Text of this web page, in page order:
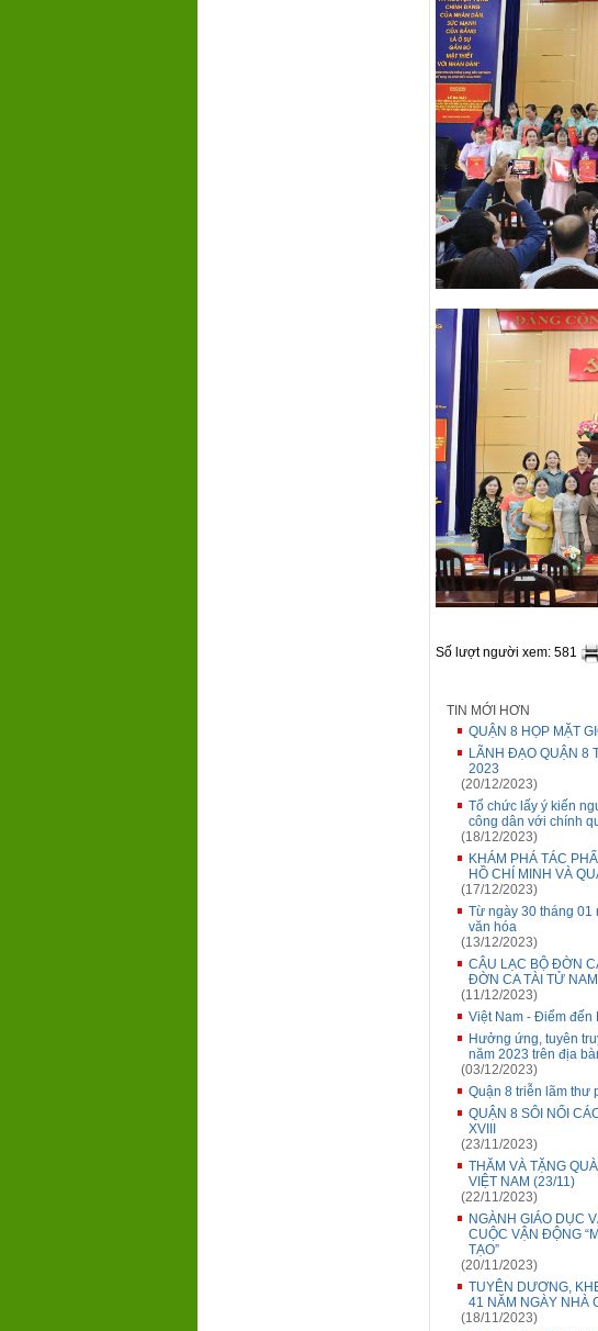
Số lượt người xem: 581
TIN MỚI HƠN
QUẬN 8 HỌP MẶT
LÃNH ĐẠO QUẬN 8
2023
(20/12/2023)
Tổ chức lấy ý kiến
công dân với chính
(18/12/2023)
KHÁM PHÁ TÁC
HỒ CHÍ MINH VÀ
(17/12/2023)
Từ ngày 30 tháng 01
văn hóa
(13/12/2023)
CÂU LẠC BỘ ĐỜN
ĐỜN CA TÀI TỬ
(11/12/2023)
Việt Nam - Điểm đến
Hưởng ứng, tuyên
năm 2023 trên địa
(03/12/2023)
Quận 8 triễn lãm thư
QUẬN 8 SÔI NỔI
XVIII
(23/11/2023)
THĂM VÀ TẶNG
VIỆT NAM (23/11)
(22/11/2023)
NGÀNH GIÁO DỤC
CUỘC VẬN ĐỘNG
TẠO”
(20/11/2023)
TUYÊN DƯƠNG,
41 NĂM NGÀY NHÀ
(18/11/2023)